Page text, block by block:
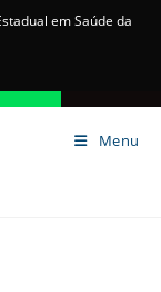
em Saúde da
Menu